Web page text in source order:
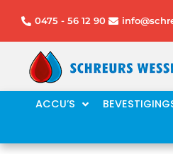
de
inhoud
0475 - 56 12 90
ACCU’S